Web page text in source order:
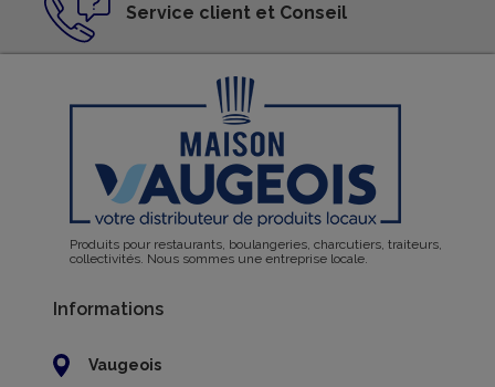
Service client et Conseil
Produits pour restaurants, boulangeries, charcutiers, traiteurs,
collectivités. Nous sommes une entreprise locale.
Informations
Vaugeois